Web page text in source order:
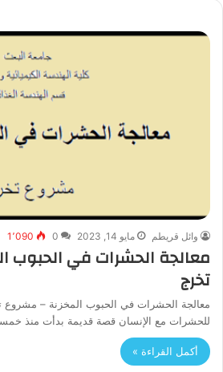
وائل قريطم مايو 14, 2023 0 1٬090
معالجة الحشرات في الحبوب
تخرج
معالجة الحشرات في الحبوب المخزنة – مشروع
للحشرات مع الإنسان قصة قديمة بدأت منذ
أكمل القراءة »